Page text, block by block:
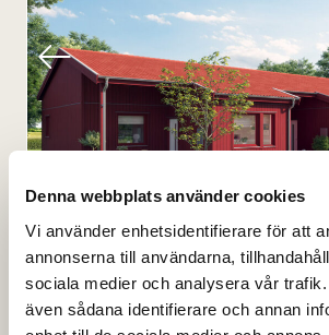
Denna webbplats använder cookies
Vi använder enhetsidentifierare för att
annonserna till användarna,
sociala medier och analysera vår
även sådana identifierare och annan
Backsippan, Dingtuna
Antal bostäder